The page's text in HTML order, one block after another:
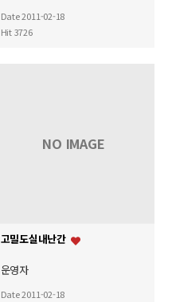
Date 2011-02-18
Hit 3726
NO IMAGE
고밀도실내난간
운영자
Date 2011-02-18